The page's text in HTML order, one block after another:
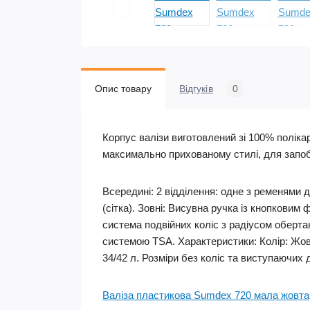
Опис товару Відгуків 0
Корпус валізи виготовлений зі 100%
максимально прихованому стилі, для
Всередині: 2 відділення: одне з ременями
(сітка). Зовні: Висувна ручка із
система подвійних коліс з радіусом
системою TSA. Характеристики: Колір:
34/42 л. Розміри без коліс та
Валіза пластикова Sumdex 720 мала жовта